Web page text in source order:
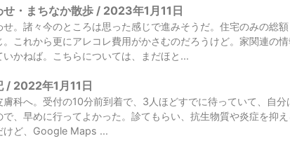
せ・まちなか散歩 / 2023年1月11日
。諸々今のところは思った感じで進みそうだ。住宅のみの総
。これから更にアレコレ費用がかさむのだろうけど。家関連の
いかねば。こちらについては、まだほと...
/ 2022年1月11日
膚科へ。受付の10分前到着で、3人ほどすでに待っていて、自
、早めに行ってよかった。診てもらい、抗生物質や炎症を抑
けど、Google Maps ...